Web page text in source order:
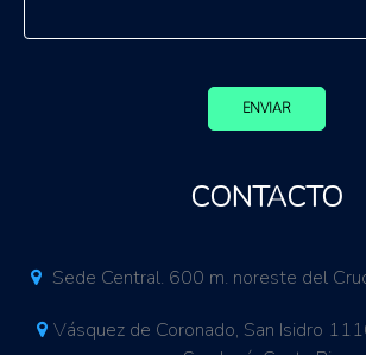
ENVIAR
CONTACTO
Sede Central. 600 m. noreste del
Vásquez de Coronado, San Isidro